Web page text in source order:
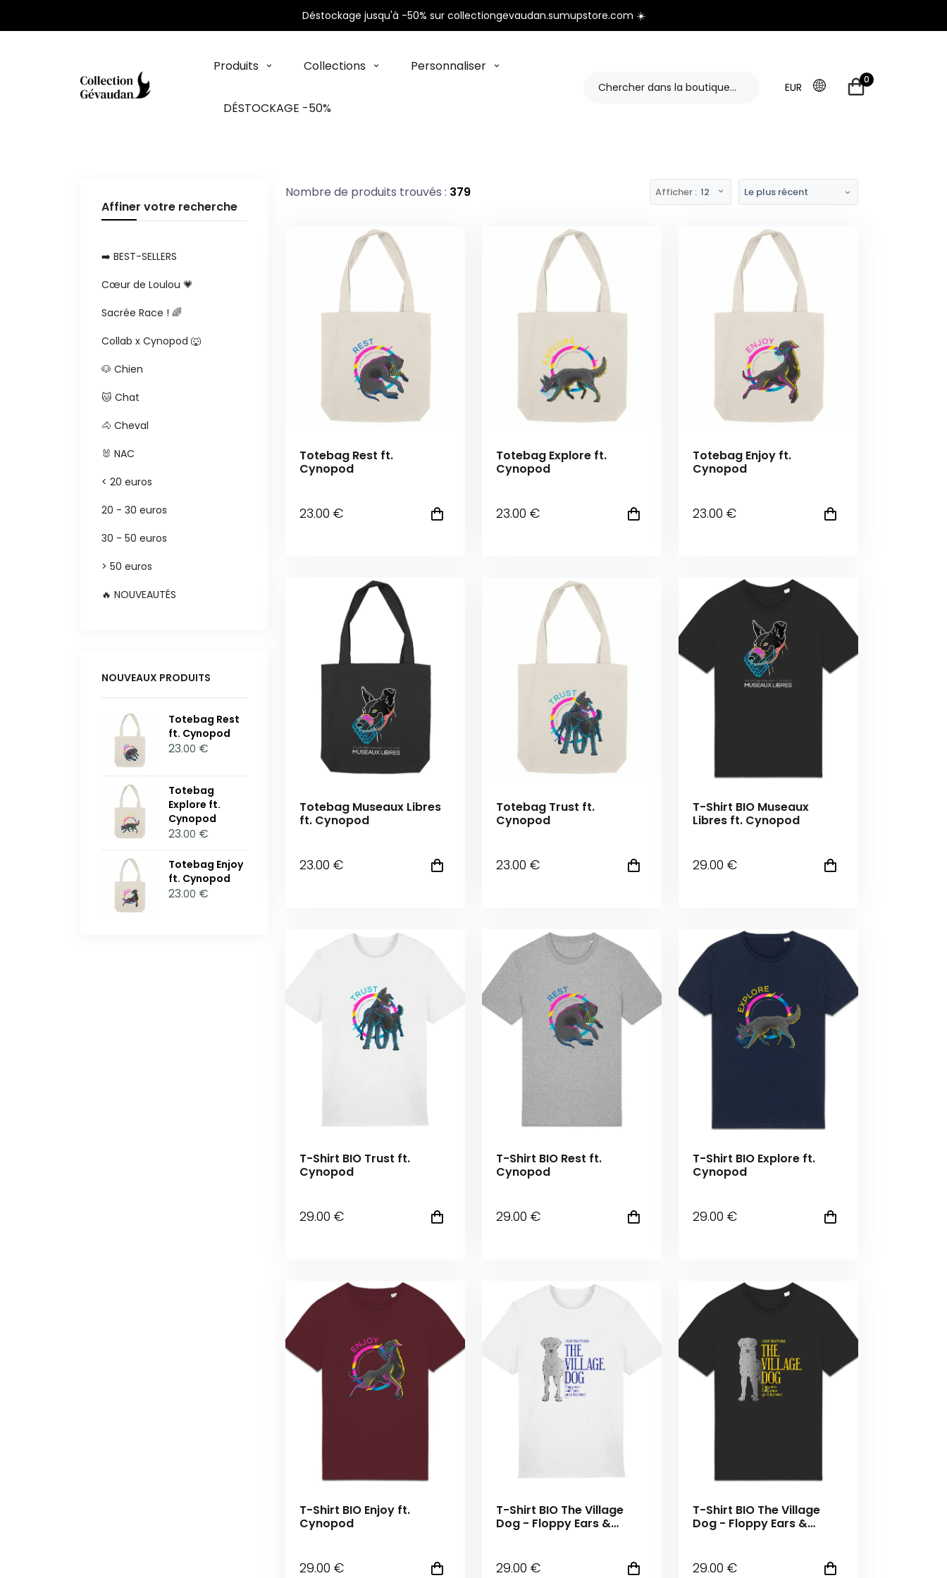
Déstockage jusqu'à -50% sur collectiongevaudan.sumupstore.com ☀️
Produits Collections Personnaliser
DÉSTOCKAGE -50%
EUR
0
Nombre de produits trouvés : 379 Afficher : 12 Le plus récent
Totebag Rest ft.
Cynopod
23.00 €
Totebag Explore ft.
Cynopod
23.00 €
Totebag Enjoy ft.
Cynopod
23.00 €
Totebag Museaux Libres
ft. Cynopod
23.00 €
Totebag Trust ft.
Cynopod
23.00 €
T-Shirt BIO Museaux
Libres ft. Cynopod
29.00 €
T-Shirt BIO Trust ft.
Cynopod
29.00 €
T-Shirt BIO Rest ft.
Cynopod
29.00 €
T-Shirt BIO Explore ft.
Cynopod
29.00 €
T-Shirt BIO Enjoy ft.
Cynopod
29.00 €
T-Shirt BIO The Village
Dog - Floppy Ears &
29.00 €
T-Shirt BIO The Village
Dog - Floppy Ears &
29.00 €
Affiner votre recherche
➡️ BEST-SELLERS
Cœur de Loulou 💗
Sacrée Race ! 🌈
Collab x Cynopod 🐺
🐶 Chien
🐱 Chat
🐴 Cheval
🐰 NAC
< 20 euros
20 - 30 euros
30 - 50 euros
> 50 euros
🔥 NOUVEAUTÉS
NOUVEAUX PRODUITS
Totebag Rest
ft. Cynopod
23.00 €
Totebag
Explore ft.
Cynopod
23.00 €
Totebag Enjoy
ft. Cynopod
23.00 €